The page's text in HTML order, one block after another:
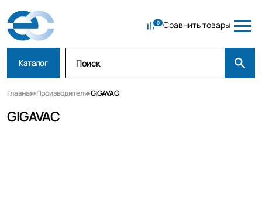
Сравнить товары
Каталог
Главная Производители GIGAVAC
GIGAVAC